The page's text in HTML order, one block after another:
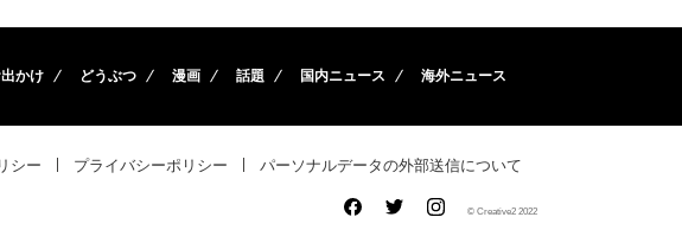
かけ どうぶつ 漫画 話題 国内ニュース 海外ニュース
シー プライバシーポリシー パーソナルデータの外部送信について
© Creative2 2022